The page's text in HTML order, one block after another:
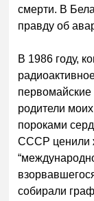
смерти. В
правду об
В 1986 году,
родители
пороками
СССР ценили
собирали